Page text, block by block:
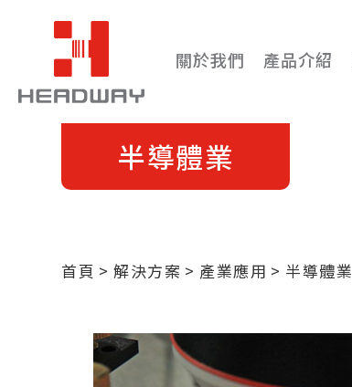
關於我們 產品介紹
半導體業
首頁 解決方案 產業應用 半導體業